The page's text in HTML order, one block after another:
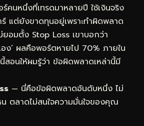
ร์คนหนึ่งที่เทรดมาหลายปี ใช้เงินจริง
แต่ยังขาดทุนอยู่เพราะทำผิดพลาด
อมตั้ง Stop Loss เขาบอกว่า
อง’ ผลคือพอร์ตหายไป 70% ภายใน
สอนให้ผมรู้ว่า ข้อผิดพลาดเหล่านี้มี
— นี่คือข้อผิดพลาดอันดับหนึ่ง ไม่
น ตลาดไม่สนใจความมั่นใจของคุณ